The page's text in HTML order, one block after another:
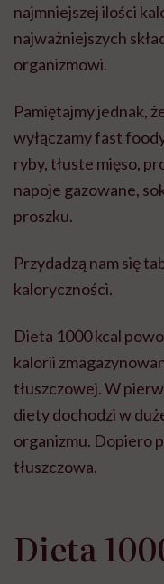
najmniejszej ilości
najważniejszych
organizmowi.
Pamiętajmy jednak,
wyłączamy fast
ryby, tłuste mięso,
napoje gazowane,
proszku.
Przydadzą nam się
kaloryczności.
Dieta 1000 kcal
kalorii
tłuszczowej. W
diety dochodzi w
organizmu. Dopiero
tłuszczowa.
Dieta